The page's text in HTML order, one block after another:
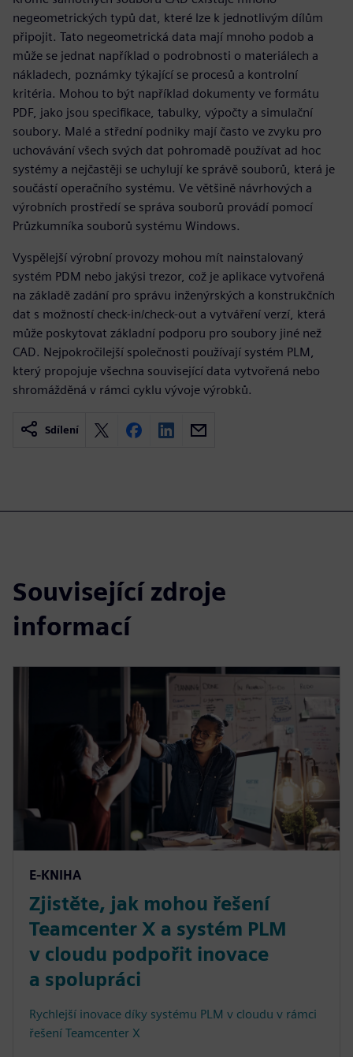
negeometrických typů dat, které lze k jednotlivým dílům
připojit. Tato negeometrická data mají mnoho podob a
může se jednat například o podrobnosti o materiálech a
nákladech, poznámky týkající se procesů a kontrolní
kritéria. Mohou to být například dokumenty ve formátu
PDF, jako jsou specifikace, tabulky, výpočty a simulační
soubory. Malé a střední podniky mají často ve zvyku pro
uchovávání všech svých dat pohromadě používat ad hoc
systémy a nejčastěji se uchylují ke správě souborů, která je
součástí operačního systému. Ve většině návrhových a
výrobních prostředí se správa souborů provádí pomocí
Průzkumníka souborů systému Windows.
Vyspělejší výrobní provozy mohou mít nainstalovaný
systém PDM nebo jakýsi trezor, což je aplikace vytvořená
na základě zadání pro správu inženýrských a konstrukčních
dat s možností check-in/check-out a vytváření verzí, která
může poskytovat základní podporu pro soubory jiné než
CAD. Nejpokročilejší společnosti používají systém PLM,
který propojuje všechna související data vytvořená nebo
shromážděná v rámci cyklu vývoje výrobků.
Sdílení
Související zdroje
informací
E-KNIHA
Zjistěte, jak mohou řešení
Teamcenter X a systém PLM
v cloudu podpořit inovace
a spolupráci
Rychlejší inovace díky systému PLM v cloudu v rámci
řešení Teamcenter X